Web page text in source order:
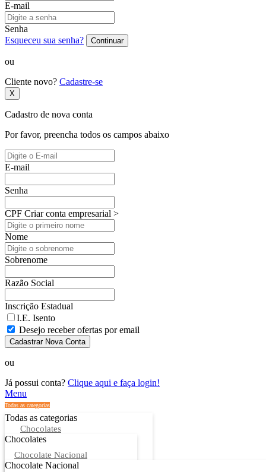
E-mail
Senha
Esqueceu sua senha?
Continuar
ou
Cliente novo? Cadastre-se
X
Cadastro de nova conta
Por favor, preencha todos os campos abaixo
E-mail
Senha
CPF Criar conta empresarial >
Nome
Sobrenome
Razão Social
Inscrição Estadual
I.E. Isento
Desejo receber ofertas por email
Cadastrar Nova Conta
ou
Já possui conta? Clique aqui e faça login!
Menu
Todas as categorias
Todas as categorias
Chocolates
Chocolates
Chocolate Nacional
Chocolate Nacional